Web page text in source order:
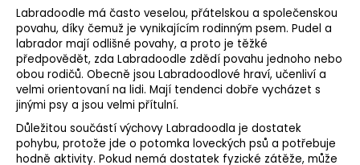
Labradoodle má často veselou, přátelskou a společenskou
povahu, díky čemuž je vynikajícím rodinným psem. Pudel a
labrador mají odlišné povahy, a proto je těžké
předpovědět, zda Labradoodle zdědí povahu jednoho nebo
obou rodičů. Obecně jsou Labradoodlové hraví, učenliví a
velmi orientovaní na lidi. Mají tendenci dobře vycházet s
jinými psy a jsou velmi přítulní.
Důležitou součástí výchovy Labradoodla je dostatek
pohybu, protože jde o potomka loveckých psů a potřebuje
hodně aktivity. Pokud nemá dostatek fyzické zátěže, může